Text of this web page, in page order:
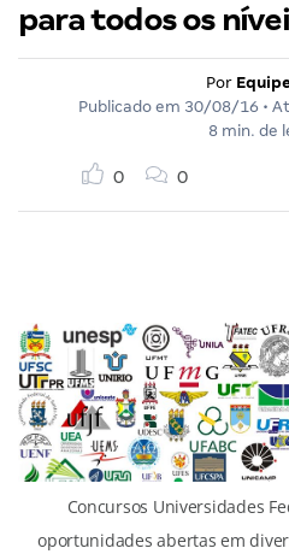
para todos os
Por
Publicado em 30/08/16 •
8 min. de
0 0
Concursos Universidades
oportunidades abertas em